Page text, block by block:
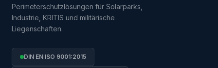
Perimeterschutzlösungen für Solarparks,
Industrie, KRITIS und militärische
Liegenschaften.
DIN EN ISO 9001:2015